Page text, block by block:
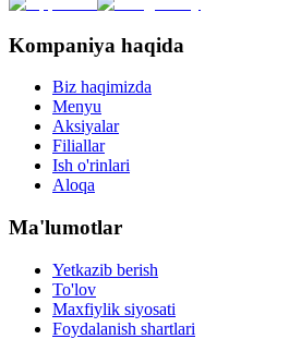
Kompaniya haqida
Biz haqimizda
Menyu
Aksiyalar
Filiallar
Ish o'rinlari
Aloqa
Ma'lumotlar
Yetkazib berish
To'lov
Maxfiylik siyosati
Foydalanish shartlari